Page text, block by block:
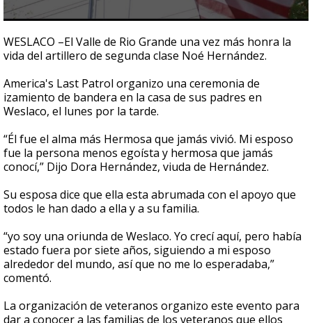
seconds
of
52
WESLACO –El Valle de Rio Grande una vez más honra la
vida del artillero de segunda clase Noé Hernández.
America's Last Patrol organizo una ceremonia de
izamiento de bandera en la casa de sus padres en
Weslaco, el lunes por la tarde.
“Él fue el alma más Hermosa que jamás vivió. Mi esposo
fue la persona menos egoísta y hermosa que jamás
conocí,” Dijo Dora Hernández, viuda de Hernández.
Su esposa dice que ella esta abrumada con el apoyo que
todos le han dado a ella y a su familia.
“yo soy una oriunda de Weslaco. Yo crecí aquí, pero había
estado fuera por siete años, siguiendo a mi esposo
alrededor del mundo, así que no me lo esperadaba,”
comentó.
La organización de veteranos organizo este evento para
dar a conocer a las familias de los veteranos que ellos